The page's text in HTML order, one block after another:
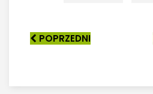
POPRZEDNI